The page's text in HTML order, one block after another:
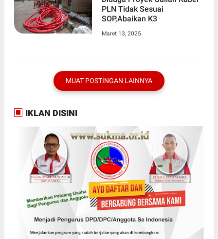
PLN Tidak Sesuai
SOP,Abaikan K3
Maret 13, 2025
MUAT POSTINGAN LAINNYA
IKLAN DISINI